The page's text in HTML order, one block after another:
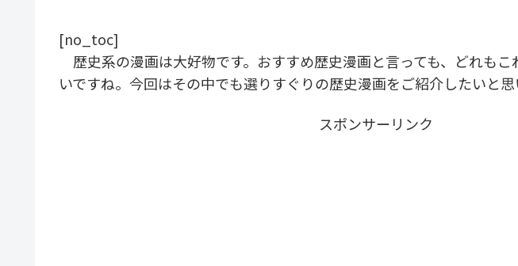
[no_toc]
歴史系の漫画は大好物です。おすすめ歴史漫画と言っても、どれもこ
いですね。今回はその中でも選りすぐりの歴史漫画をご紹介したいと思
スポンサーリンク